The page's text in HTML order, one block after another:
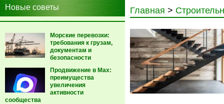
Новые советы
Морские перевозки:
требования к грузам,
документам и
безопасности
Продвижение в Max:
преимущества
увеличения
активности
сообщества
Главная >